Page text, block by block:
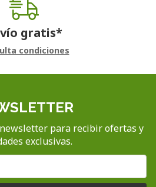
gratis*
condiciones
para recibir ofertas y
exclusivas.